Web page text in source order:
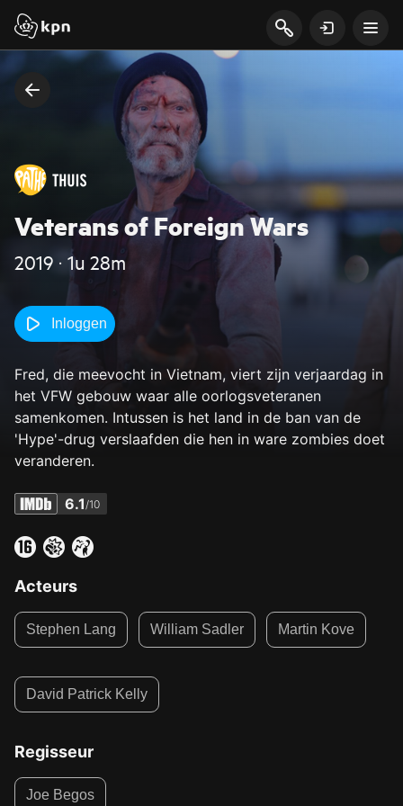
Veterans of Foreign Wars
2019 ‧ 1u 28m
Inloggen
Fred, die meevocht in Vietnam, viert zijn verjaardag in
het VFW gebouw waar alle oorlogsveteranen
samenkomen. Intussen is het land in de ban van de
'Hype'-drug verslaafden die hen in ware zombies doet
veranderen.
6.1 /10
Acteurs
Stephen Lang William Sadler Martin Kove
David Patrick Kelly
Regisseur
Joe Begos